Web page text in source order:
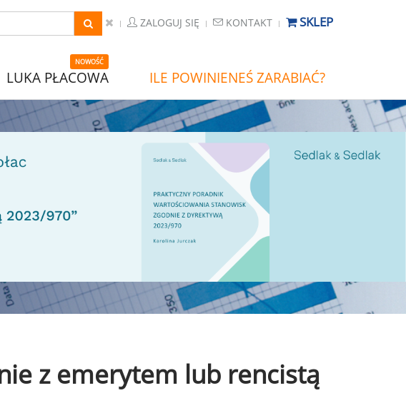
ZALOGUJ SIĘ KONTAKT SKLEP
NOWOŚĆ
LUKA PŁACOWA ILE POWINIENEŚ ZARABIAĆ?
z emerytem lub rencistą